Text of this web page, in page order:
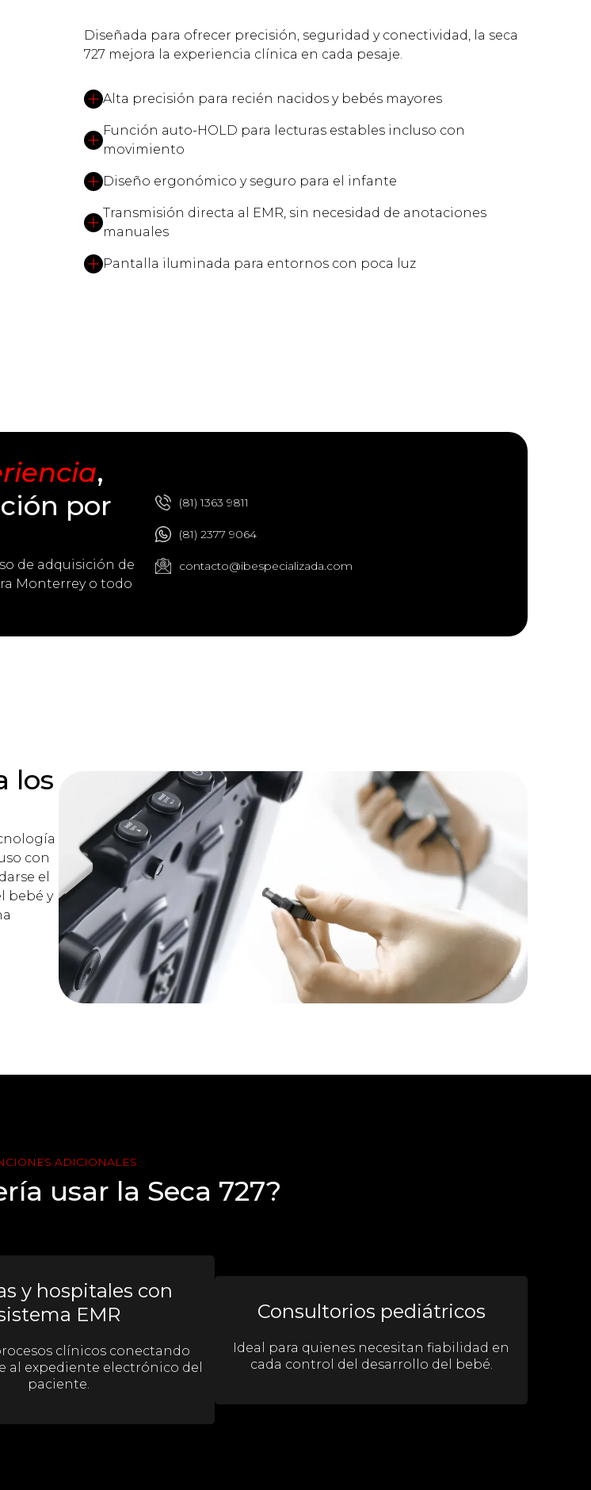
Diseñada para ofrecer precisión, seguridad y conectividad, la seca
727 mejora la experiencia clínica en cada pesaje.
Alta precisión para recién nacidos y bebés mayores
Función auto-HOLD para lecturas estables incluso con
movimiento
Diseño ergonómico y seguro para el infante
Transmisión directa al EMR, sin necesidad de anotaciones
manuales
Pantalla iluminada para entornos con poca luz
,
por
de adquisición de
Monterrey o todo
(81) 1363 9811
(81) 2377 9064
contacto@ibespecializada.com
los
con
el
bebé y
ADICIONALES
usar la Seca 727?
y hospitales con
EMR
clínicos conectando
al expediente electrónico del
paciente.
Consultorios pediátricos
Ideal para quienes necesitan fiabilidad en
cada control del desarrollo del bebé.